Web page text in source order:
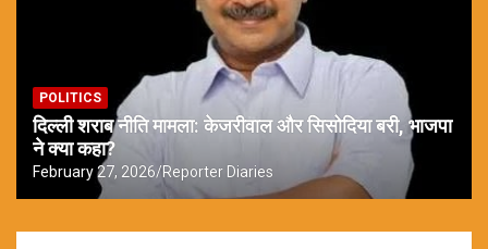
POLITICS
दिल्ली शराब नीति मामला: केजरीवाल और सिसोदिया बरी, भाजपा
ने क्या कहा?
February 27, 2026 Reporter Diaries